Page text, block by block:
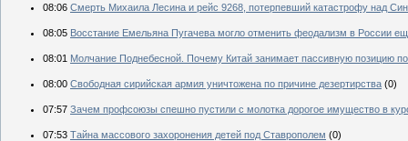
08:06 Смерть Михаила Лесина и рейс 9268, потерпевший катастрофу над
08:05 Восстание Емельяна Пугачева могло отменить феодализм в России
08:01 Молчание Поднебесной. Почему Китай занимает пассивную позицию
08:00 Свободная сирийская армия уничтожена по причине дезертирства (0)
07:57 Зачем профсоюзы спешно пустили с молотка дорогое имущество в
07:53 Тайна массового захоронения детей под Ставрополем (0)